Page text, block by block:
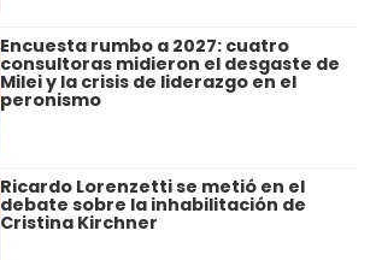
Encuesta rumbo a 2027: cuatro
consultoras midieron el desgaste de
Milei y la crisis de liderazgo en el
peronismo
Ricardo Lorenzetti se metió en el
debate sobre la inhabilitación de
Cristina Kirchner